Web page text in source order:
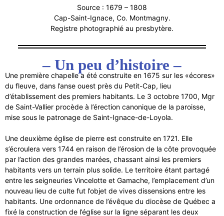
Source : 1679 – 1808
Cap-Saint-Ignace, Co. Montmagny.
Registre photographié au presbytère.
– Un peu d’histoire –
Une première chapelle a été construite en 1675 sur les «écores»
du fleuve, dans l’anse ouest près du Petit-Cap, lieu
d’établissement des premiers habitants. Le 3 octobre 1700, Mgr
de Saint-Vallier procède à l’érection canonique de la paroisse,
mise sous le patronage de Saint-Ignace-de-Loyola.
Une deuxième église de pierre est construite en 1721. Elle
s’écroulera vers 1744 en raison de l’érosion de la côte provoquée
par l’action des grandes marées, chassant ainsi les premiers
habitants vers un terrain plus solide. Le territoire étant partagé
entre les seigneuries Vincelotte et Gamache, l’emplacement d’un
nouveau lieu de culte fut l’objet de vives dissensions entre les
habitants. Une ordonnance de l’évêque du diocèse de Québec a
fixé la construction de l’église sur la ligne séparant les deux